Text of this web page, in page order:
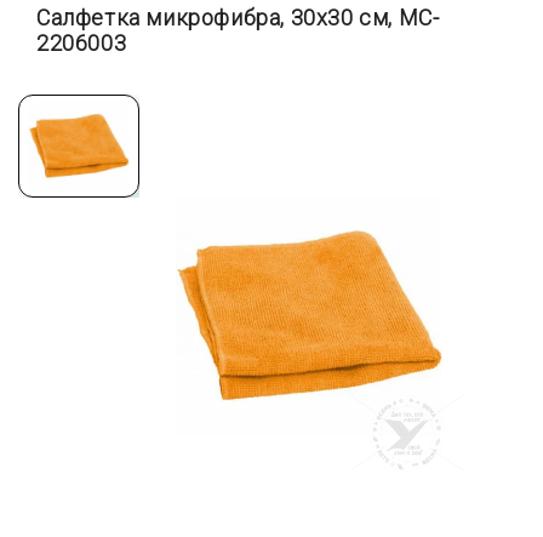
Салфетка микрофибра, 30х30 см, MC-
2206003